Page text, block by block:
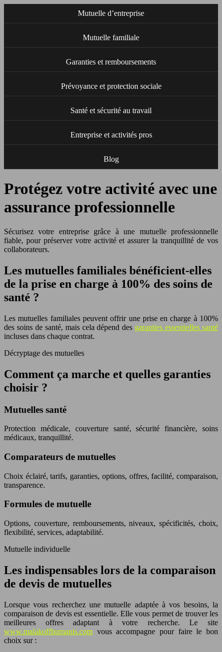
Mutuelle d’entreprise
Mutuelle familiale
Garanties et remboursements
Prévoyance et protection sociale
Santé et sécurité au travail
Entreprise et activités pros
Blog
Protégez votre activité avec une
assurance professionnelle
Sécurisez votre entreprise grâce à une mutuelle professionnelle
fiable, pour préserver votre activité et assurer la tranquillité de vos
collaborateurs.
Les mutuelles familiales bénéficient-elles
de la prise en charge à 100% des soins de
santé ?
Les mutuelles familiales peuvent offrir une prise en charge à 100%
des soins de santé, mais cela dépend des garanties essentielles santé
incluses dans chaque contrat.
Décryptage des mutuelles
Comment ça marche et quelles garanties
choisir ?
Mutuelles santé
Protection médicale, couverture santé, sécurité financière, soins
médicaux, tranquillité.
Comparateurs de mutuelles
Choix éclairé, tarifs, garanties, options, offres, facilité, comparaison,
transparence.
Formules de mutuelle
Options, couverture, remboursements, niveaux, spécificités, choix,
flexibilité, services, adaptabilité.
Mutuelle individuelle
Les indispensables lors de la comparaison
de devis de mutuelles
Lorsque vous recherchez une mutuelle adaptée à vos besoins, la
comparaison de devis est essentielle. Elle vous permet de trouver les
meilleures offres adaptant à votre recherche. Le site
www.malakoffhumanis.com vous accompagne pour faire le bon
choix sur :